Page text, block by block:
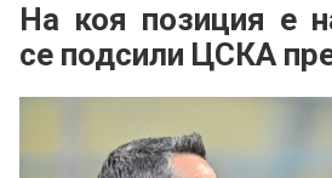
На коя позиция е
се подсили ЦСКА